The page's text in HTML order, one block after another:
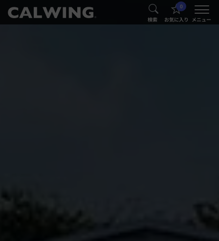
® 検索
0
お気に入り メニュー
®